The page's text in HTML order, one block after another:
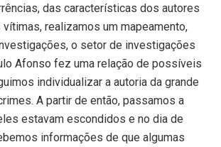
das características dos autores
realizamos um mapeamento,
o setor de investigações
Afonso fez uma relação de possíveis
individualizar a autoria da grande
A partir de então, passamos a
estavam escondidos e no dia de
informações de que algumas